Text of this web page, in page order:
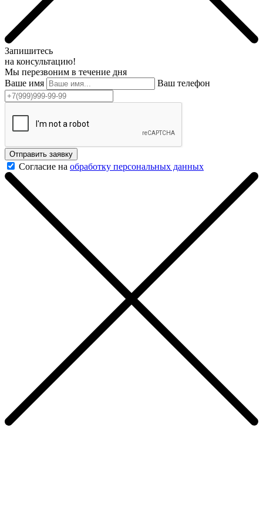
Запишитесь
на консультацию!
Мы перезвоним в течение дня
Ваше имя
Ваш телефон
Отправить заявку
Согласие на обработку персональных данных